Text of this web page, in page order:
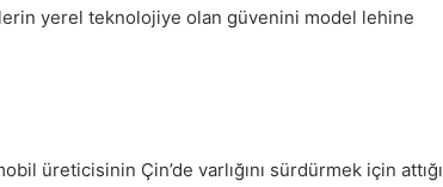
yerel teknolojiye olan güvenini model lehine
üreticisinin Çin’de varlığını sürdürmek için attığı